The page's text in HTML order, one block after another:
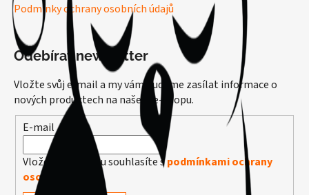
Podmínky ochrany osobních údajů
Odebírat newsletter
Vložte svůj e-mail a my vám budeme zasílat informace o
nových produktech na našem e-shopu.
E-mail
Vložením e-mailu souhlasíte spodmínkami ochrany
osobních údajů